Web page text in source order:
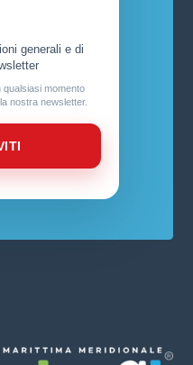
generali e di
qualsiasi momento
nostra newsletter.